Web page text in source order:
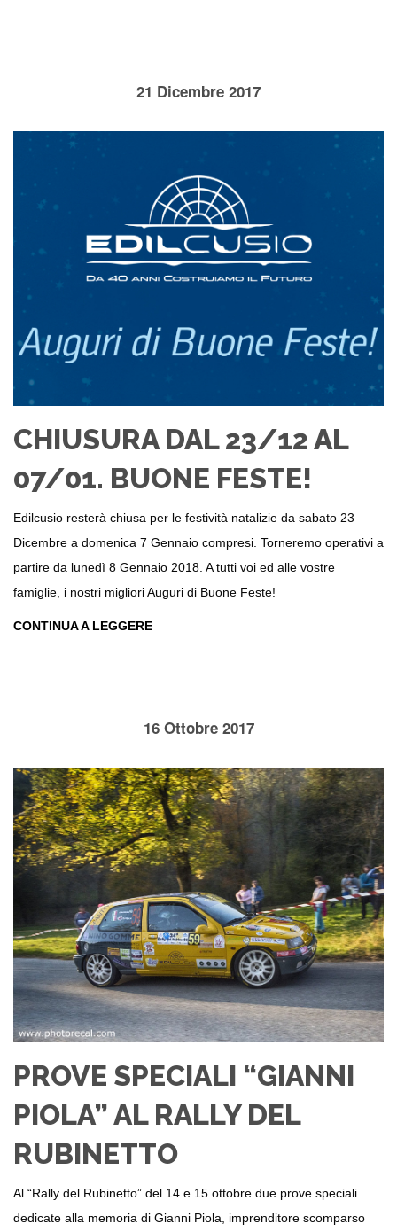
21 Dicembre 2017
CHIUSURA DAL 23/12 AL
07/01. BUONE FESTE!
Edilcusio resterà chiusa per le festività natalizie da sabato 23
Dicembre a domenica 7 Gennaio compresi. Torneremo operativi a
partire da lunedì 8 Gennaio 2018. A tutti voi ed alle vostre
famiglie, i nostri migliori Auguri di Buone Feste!
CONTINUA A LEGGERE
16 Ottobre 2017
PROVE SPECIALI “GIANNI
PIOLA” AL RALLY DEL
RUBINETTO
Al “Rally del Rubinetto” del 14 e 15 ottobre due prove speciali
dedicate alla memoria di Gianni Piola, imprenditore scomparso